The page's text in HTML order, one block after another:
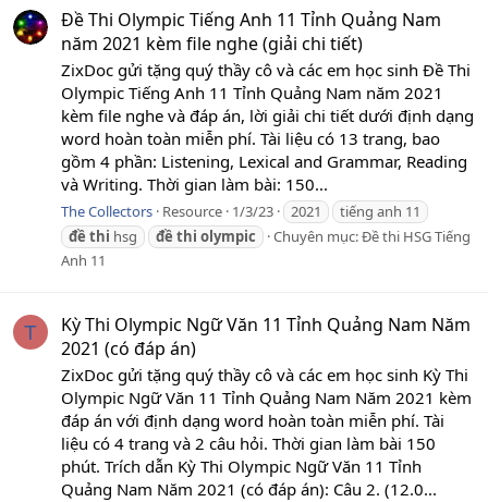
Đề Thi Olympic Tiếng Anh 11 Tỉnh Quảng Nam
năm 2021 kèm file nghe (giải chi tiết)
ZixDoc gửi tặng quý thầy cô và các em học sinh Đề Thi
Olympic Tiếng Anh 11 Tỉnh Quảng Nam năm 2021
kèm file nghe và đáp án, lời giải chi tiết dưới định dạng
word hoàn toàn miễn phí. Tài liệu có 13 trang, bao
gồm 4 phần: Listening, Lexical and Grammar, Reading
và Writing. Thời gian làm bài: 150...
The Collectors Resource 1/3/23 2021
tiếng anh 11
đề thi hsg đề thi olympic Chuyên mục:Đề thi HSG Tiếng
Anh 11
T
Kỳ Thi Olympic Ngữ Văn 11 Tỉnh Quảng Nam Năm
2021 (có đáp án)
ZixDoc gửi tặng quý thầy cô và các em học sinh Kỳ Thi
Olympic Ngữ Văn 11 Tỉnh Quảng Nam Năm 2021 kèm
đáp án với định dạng word hoàn toàn miễn phí. Tài
liệu có 4 trang và 2 câu hỏi. Thời gian làm bài 150
phút. Trích dẫn Kỳ Thi Olympic Ngữ Văn 11 Tỉnh
Quảng Nam Năm 2021 (có đáp án): Câu 2. (12.0...